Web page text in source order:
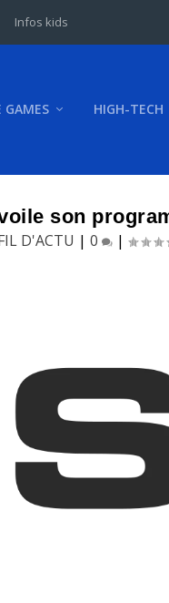
Infos kids
GAMES HIGH-TECH
son
D'ACTU | 0 |